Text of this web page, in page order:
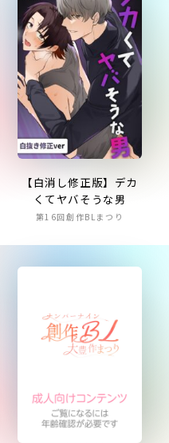
【白消し修正版】デカ
くてヤバそうな男
第16回創作BLまつり